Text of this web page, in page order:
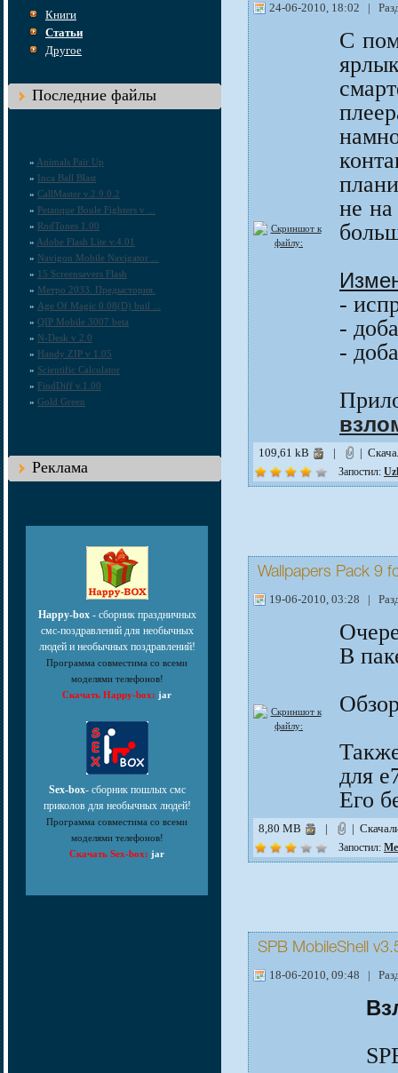
Книги
Статьи
Другое
Последние файлы
» Animals Pair Up
» Inca Ball Blast
» CallMaster v.2.9.0.2
» Petanque Boule Fighters v ...
» RndTones 1.00
» Adobe Flash Lite v.4.01
» Navigon Mobile Navigator ...
» 15 Screensavers Flash
» Метро 2033. Предыстория.
» Age Of Magic 0.08(D) buil ...
» QIP Mobile 3007 beta
» N-Desk v 2.0
» Handy ZIP v 1.05
» Scientific Calculator
» FindDiff v.1.00
» Gold Green
Реклама
Happy-box - сборник праздничных
смс-поздравлений для необычных
людей и необычных поздравлений!
Программа совместима со всеми
моделями телефонов!
Скачать Happy-box: jar
Sex-box- сборник пошлых смс
приколов для необычных людей!
Программа совместима со всеми
моделями телефонов!
Скачать Sex-box: jar
24-06-2010, 18:02 |
C
не на
-
-
-
109,61 kB | |
Запостил:
Wallpapers Pack 9
19-06-2010, 03:28 |
В
для
Его
8,80 MB | |
Запостил:
SPB MobileShell
18-06-2010, 09:48 |